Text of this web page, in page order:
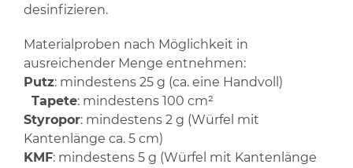
desinfizieren.
Materialproben nach Möglichkeit in
ausreichender Menge entnehmen:
Putz: mindestens 25 g (ca. eine Handvoll)
Tapete: mindestens 100 cm²
Styropor: mindestens 2 g (Würfel mit
Kantenlänge ca. 5 cm)
KMF: mindestens 5 g (Würfel mit Kantenlänge